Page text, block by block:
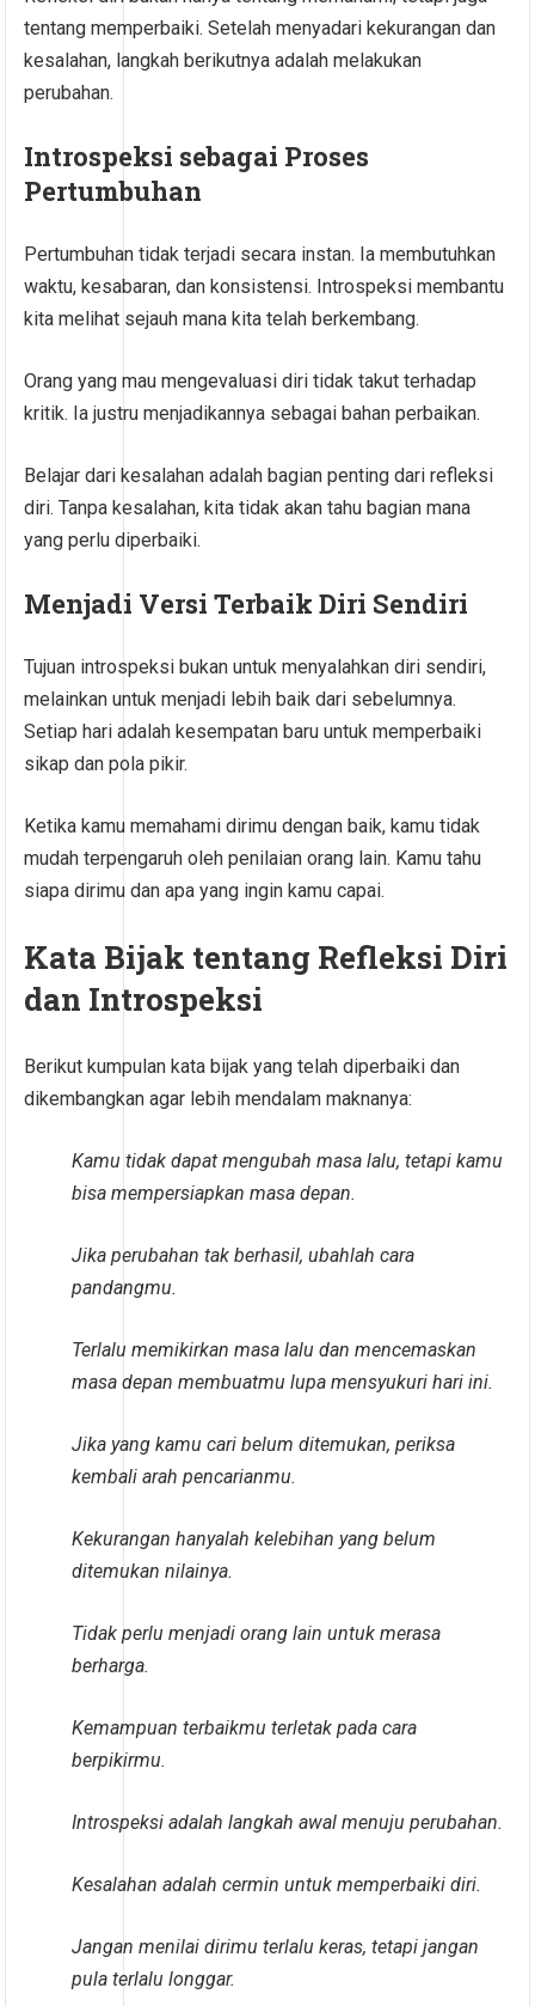
tentang memperbaiki. Setelah menyadari kekurangan dan
kesalahan, langkah berikutnya adalah melakukan
perubahan.
Introspeksi sebagai Proses
Pertumbuhan
Pertumbuhan tidak terjadi secara instan. Ia membutuhkan
waktu, kesabaran, dan konsistensi. Introspeksi membantu
kita melihat sejauh mana kita telah berkembang.
Orang yang mau mengevaluasi diri tidak takut terhadap
kritik. Ia justru menjadikannya sebagai bahan perbaikan.
Belajar dari kesalahan adalah bagian penting dari refleksi
diri. Tanpa kesalahan, kita tidak akan tahu bagian mana
yang perlu diperbaiki.
Menjadi Versi Terbaik Diri Sendiri
Tujuan introspeksi bukan untuk menyalahkan diri sendiri,
melainkan untuk menjadi lebih baik dari sebelumnya.
Setiap hari adalah kesempatan baru untuk memperbaiki
sikap dan pola pikir.
Ketika kamu memahami dirimu dengan baik, kamu tidak
mudah terpengaruh oleh penilaian orang lain. Kamu tahu
siapa dirimu dan apa yang ingin kamu capai.
Kata Bijak tentang Refleksi Diri
dan Introspeksi
Berikut kumpulan kata bijak yang telah diperbaiki dan
dikembangkan agar lebih mendalam maknanya:
Kamu tidak dapat mengubah masa lalu, tetapi kamu
bisa mempersiapkan masa depan.
Jika perubahan tak berhasil, ubahlah cara
pandangmu.
Terlalu memikirkan masa lalu dan mencemaskan
masa depan membuatmu lupa mensyukuri hari ini.
Jika yang kamu cari belum ditemukan, periksa
kembali arah pencarianmu.
Kekurangan hanyalah kelebihan yang belum
ditemukan nilainya.
Tidak perlu menjadi orang lain untuk merasa
berharga.
Kemampuan terbaikmu terletak pada cara
berpikirmu.
Introspeksi adalah langkah awal menuju perubahan.
Kesalahan adalah cermin untuk memperbaiki diri.
Jangan menilai dirimu terlalu keras, tetapi jangan
pula terlalu longgar.